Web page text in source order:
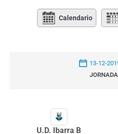
Calendario
13-12-
U.D. Ibarra B